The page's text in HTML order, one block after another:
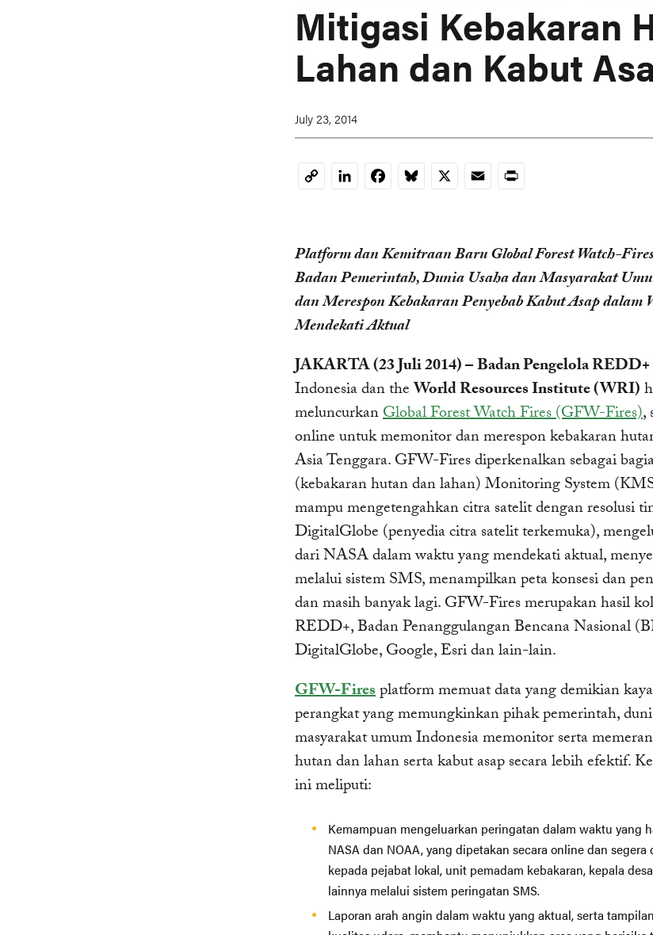
Mitigasi Kebakaran
Lahan dan Kabut
July 23, 2014
CopyLinkedInFacebookBluesky
X EmailPrint
Platform dan Kemitraan Baru Global Forest Watch-
Badan Pemerintah, Dunia Usaha dan Masyarakat
dan Merespon Kebakaran Penyebab Kabut Asap dalam
Mendekati Aktual
JAKARTA (23 Juli 2014) –Badan Pengelola
Indonesia dan theWorld Resources Institute (WRI)
meluncurkanGlobal Forest Watch Fires (GFW-Fires),
online untuk memonitor dan merespon kebakaran
Asia Tenggara. GFW-Fires diperkenalkan sebagai
(kebakaran hutan dan lahan) Monitoring System
mampu mengetengahkan citra satelit dengan resolusi
DigitalGlobe (penyedia citra satelit terkemuka),
dari NASA dalam waktu yang mendekati aktual,
melalui sistem SMS, menampilkan peta konsesi dan
dan masih banyak lagi. GFW-Fires merupakan hasil
REDD+, Badan Penanggulangan Bencana Nasional
DigitalGlobe, Google, Esri dan lain-lain.
GFW-Firesplatform memuat data yang demikian
perangkat yang memungkinkan pihak pemerintah,
masyarakat umum Indonesia memonitor serta
hutan dan lahan serta kabut asap secara lebih efektif.
ini meliputi:
Kemampuan mengeluarkan peringatan dalam waktu yang
NASA dan NOAA, yang dipetakan secara online dan
kepada pejabat lokal, unit pemadam kebakaran, kepala
lainnya melalui sistem peringatan SMS.
Laporan arah angin dalam waktu yang aktual, serta